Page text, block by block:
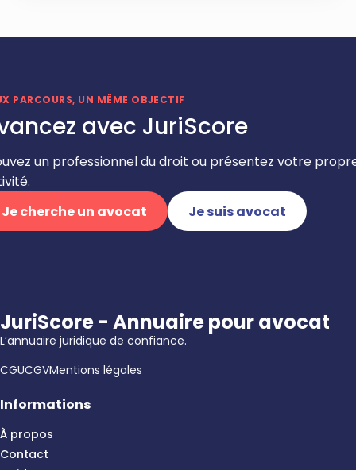
PARCOURS, UN MÊME OBJECTIF
avec JuriScore
un professionnel du droit ou présentez votre
Je cherche un avocat
Je suis avocat
JuriScore - Annuaire pour avocat
L’annuaire juridique de confiance.
CGUCGVMentions légales
Informations
À propos
Contact